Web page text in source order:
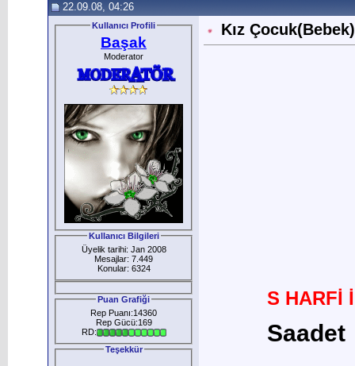
22.09.08, 04:26
Kullanıcı Profili
Başak
Moderator
Kullanıcı Bilgileri
Üyelik tarihi: Jan 2008
Mesajlar: 7.449
Konular: 6324
Puan Grafiği
Rep Puanı:14360
Rep Gücü:169
RD:
Teşekkür
Kız
S HARFİ
Saadet